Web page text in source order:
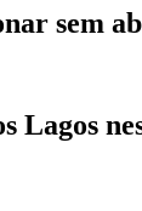
sem
Lagos